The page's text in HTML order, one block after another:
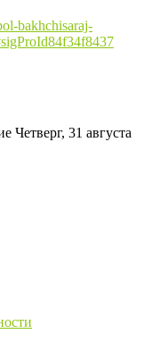
bakhchisaraj-
Четверг, 31 августа